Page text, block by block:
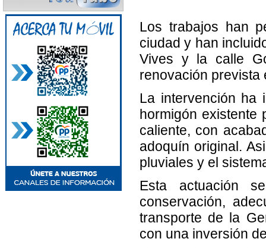
Los trabajos han
ciudad y han
Vives y la calle
renovación prevista
La intervención ha
hormigón existente
caliente, con
adoquín original.
pluviales y el
Esta actuación
conservación,
transporte de la
con una inversión